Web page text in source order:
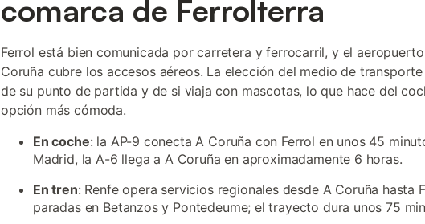
comarca de Ferrolterra
Ferrol está bien comunicada por carretera y ferrocarril, y el
Coruña cubre los accesos aéreos. La elección del medio de
de su punto de partida y de si viaja con mascotas, lo que hace del
opción más cómoda.
En coche: la AP-9 conecta A Coruña con Ferrol en unos 45
Madrid, la A-6 llega a A Coruña en aproximadamente 6 horas.
En tren: Renfe opera servicios regionales desde A Coruña hasta
paradas en Betanzos y Pontedeume; el trayecto dura unos 75